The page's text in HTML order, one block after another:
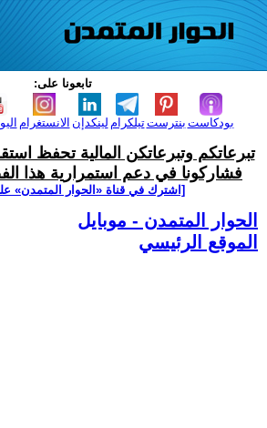
تابعونا على:
الانستغرام لينكدإن تيلكرامبنترست بودكاست
تبرعاتكم وتبرعاتكن المالية تحفظ
فشاركونا في دعم استمرارية هذا
[اشترك في قناة ‫«الحوار المتمدن»
الحوار المتمدن - موبايل
الموقع الرئيسي